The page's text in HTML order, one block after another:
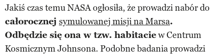
Jakiś czas temu NASA ogłosiła, że prowadzi nabór do
całorocznej symulowanej misji na Marsa.
Odbędzie się ona w tzw. habitaciew Centrum
Kosmicznym Johnsona. Podobne badania prowadzi